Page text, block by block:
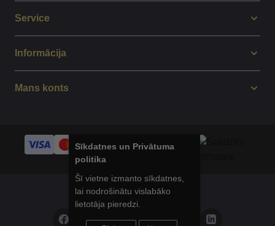
Service
Informācija
Mans konts
© 2014 - 2025 Balticsport.lv
Sīkdatnes un Privātuma
politika
Šī vietne izmanto sīkdatnes,
lai nodrošinātu vislabāko
lietotāja pieredzi.